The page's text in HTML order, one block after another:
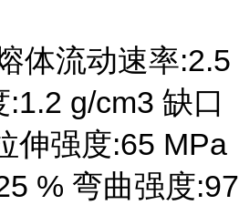
体流动速率:2.5
g/cm3 缺口
伸强度:65 MPa
% 弯曲强度:97